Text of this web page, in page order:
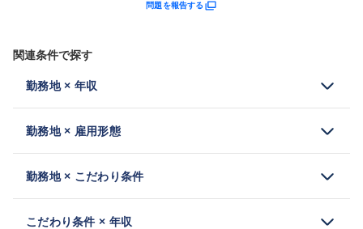
問題を報告する
関連条件で探す
勤務地 × 年収
勤務地 × 雇用形態
勤務地 × こだわり条件
こだわり条件 × 年収